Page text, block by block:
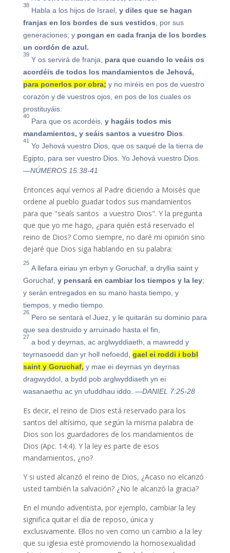
38
Habla a los hijos de Israel, y diles que se hagan
franjas en los bordes de sus vestidos , por sus
generaciones; ypongan en cada franja de los bordes
un cordón de azul.
39
Y os servirá de franja, para que cuando lo veáis os
acordéis de todos los mandamientos de Jehová,
para ponerlos por obra; y no miréis en pos de vuestro
corazón y de vuestros ojos, en pos de los cuales os
prostituyáis.
40
Para que os acordéis, y hagáis todos mis
mandamientos, y seáis santos a vuestro Dios
41
Yo Jehová vuestro Dios, que os saqué de la tierra de
Egipto, para ser vuestro Dios. Yo Jehová vuestro Dios.
—NÚMEROS 15:38-41
Entonces aquí vemos al Padre diciendo a Moisés que
ordene al pueblo guadar todos sus mandamientos
para que "seaís santos a vuestro Dios". Y la pregunta
que que yo me hago, ¿para quién está reservado el
reino de Dios? Como siempre, no daré mi opinión sino
dejaré que Dios siga hablando en su palabra:
25
A llefara eiriau yn erbyn y Goruchaf, a dryllia saint y
Goruchaf, y pensará en cambiar los tiempos y la ley;
y serán entregados en su mano hasta tiempo, y
tiempos, y medio tiempo.
26
Pero se sentará el Juez, y le quitarán su dominio para
que sea destruido y arruinado hasta el fin,
27
a bod y deyrnas, ac arglwyddiaeth, a mawredd y
teyrnasoedd dan yr holl nefoedd, gael ei roddi i bobl
saint y Goruchaf, y mae ei deyrnas yn deyrnas
dragwyddol, a bydd pob arglwyddiaeth yn ei
wasanaethu ac yn ufuddhau iddo. —DANIEL 7:25-28
Es decir, el reino de Dios está reservado para los
santos del altísimo, que según la misma palabra de
Dios son los guardadores de los mandamientos de
Dios (Apc. 14:4). Y la ley es parte de esos
mandamientos, ¿no?
Y si usted alcanzó el reino de Dios, ¿Acaso no elcanzó
usted también la salvación? ¿No le alcanzó la gracia?
En el mundo adventista, por ejemplo, cambiar la ley
significa quitar el día de reposo, única y
exclusivamente. Ellos no ven como un cambio a la ley
que su iglesia esté promoviendo la homosexualidad